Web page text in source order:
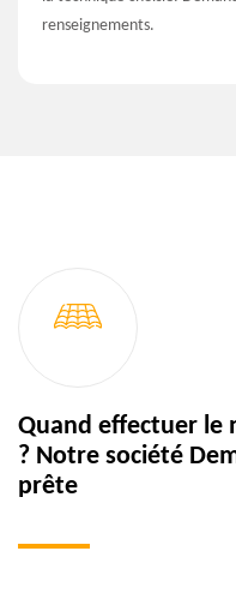
renseignements.
Quand effectuer le
? Notre société
prête